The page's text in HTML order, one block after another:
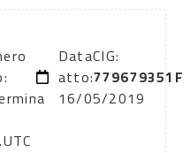
Data
atto:
16/05/2019
CIG:
779679351F